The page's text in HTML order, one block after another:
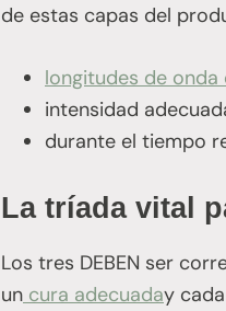
de estas capas del
longitudes de
intensidad
durante el tiempo
La tríada vital
Los tres DEBEN ser
un cura adecuaday